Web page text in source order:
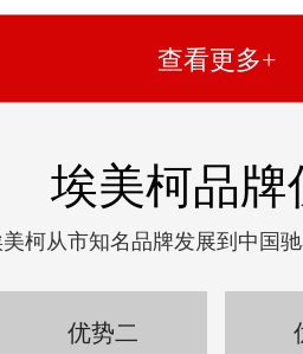
查看更多+
埃美柯品牌
美柯从市知名品牌发展到中国
优势二